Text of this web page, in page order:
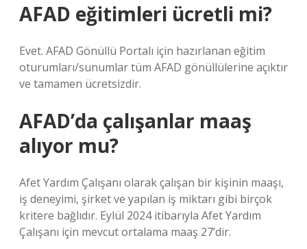
AFAD eğitimleri ücretli mi?
Evet. AFAD Gönüllü Portalı için hazırlanan eğitim
oturumları/sunumlar tüm AFAD gönüllülerine açıktır
ve tamamen ücretsizdir.
AFAD’da çalışanlar maaş
alıyor mu?
Afet Yardım Çalışanı olarak çalışan bir kişinin maaşı,
iş deneyimi, şirket ve yapılan iş miktarı gibi birçok
kritere bağlıdır. Eylül 2024 itibarıyla Afet Yardım
Çalışanı için mevcut ortalama maaş 27’dir.